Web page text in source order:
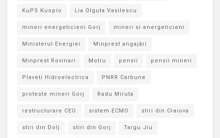
KuPS Kuopio Lia Olguta Vasilescu
mineri energeticieni Gorj mineri si energeticieni
Ministerul Energiei Minprest angajări
Minprest Rovinari Motru pensii pensii mineri
Plaveti Hidroelectrica PNRR Carbune
proteste mineri Gorj Radu Miruta
restructurare CEO sistem ECMO stiri din Craiova
stiri din Dolj stiri din Gorj Targu Jiu